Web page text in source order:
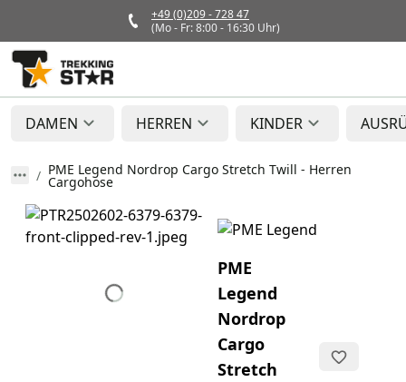
+49 (0)209 - 728 47
(Mo - Fr: 8:00 - 16:30 Uhr)
DAMEN HERREN KINDER
PME Legend Nordrop Cargo Stretch Twill - Herren
Cargohose
PME
Legend
Nordrop
Cargo
Stretch